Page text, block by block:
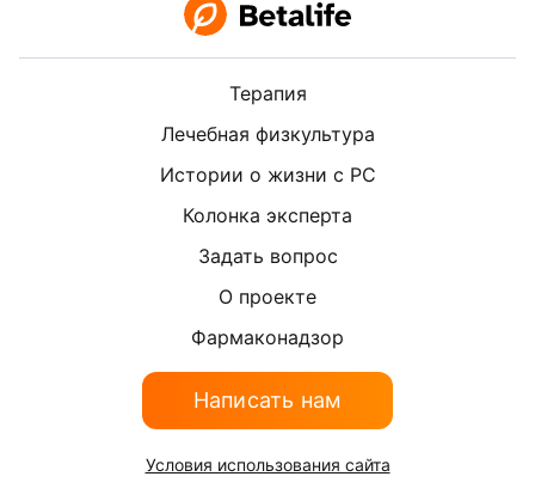
Терапия
Лечебная физкультура
Истории о жизни с РС
Колонка эксперта
Задать вопрос
О проекте
Фармаконадзор
Написать нам
Условия использования сайта